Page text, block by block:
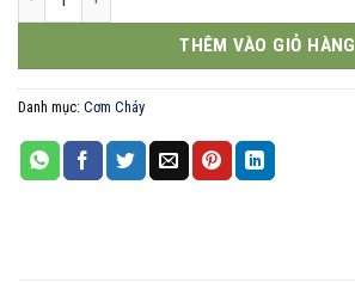
THÊM VÀO GIỎ HÀNG
Danh mục: Cơm Cháy